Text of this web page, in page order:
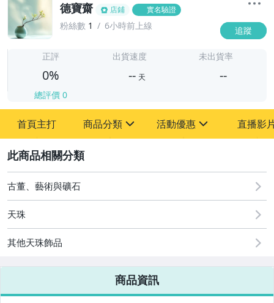
德寶齋 店鋪 實名驗證
粉絲數 1 6小時前上線 追蹤
-
正評
0%
總評價 0
出貨速度
-- 天
未出貨率
--
首頁主打 商品分類
其它
活動優惠
[全店] 追蹤本賣場立減60元【粉絲轉享】
直播影
古董、藝術與礦石
天珠
其他天珠飾品
商品資訊